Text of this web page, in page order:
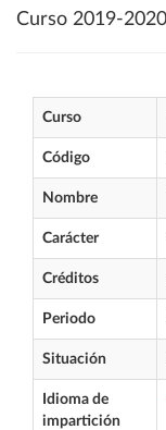
Curso 2019-2020
Curso
Código
Nombre
Carácter
Créditos
Periodo
Situación
Idioma de
impartición